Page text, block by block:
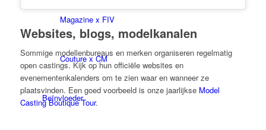
Magazine x FIV
Couture x CM
Beïnvloeder
Websites, blogs, modelkanalen
Sommige modellenbureaus en merken organiseren regelmatig
open castings. Kijk op hun officiële websites en
evenementenkalenders om te zien waar en wanneer ze
plaatsvinden. Een goed voorbeeld is onze jaarlijkse Model
Casting Boutique Tour.